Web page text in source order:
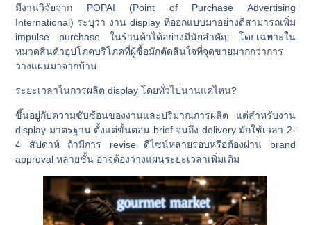
มีงานวิจัยจาก POPAI (Point of Purchase Advertising
International) ระบุว่า งาน display ที่ออกแบบมาอย่างดีสามารถเพิ่ม
impulse purchase ในร้านค้าได้อย่างมีนัยสำคัญ โดยเฉพาะใน
หมวดสินค้าอุปโภคบริโภคที่ผู้ซื้อมักตัดสินใจที่จุดขายมากกว่าการ
วางแผนมาจากบ้าน
ระยะเวลาในการผลิต display โดยทั่วไปนานแค่ไหน?
ขึ้นอยู่กับความซับซ้อนของงานและปริมาณการผลิต แต่สำหรับงาน
display มาตรฐาน ตั้งแต่ขั้นตอน brief จนถึง delivery มักใช้เวลา 2-
4 สัปดาห์ ถ้ามีการ revise ดีไซน์หลายรอบหรือต้องผ่าน brand
approval หลายชั้น อาจต้องวางแผนระยะเวลาเพิ่มเติม